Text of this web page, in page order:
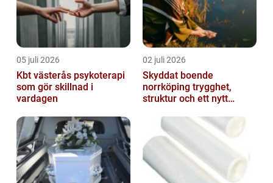
05 juli 2026
Kbt västerås psykoterapi
som gör skillnad i
vardagen
02 juli 2026
Skyddat boende
norrköping trygghet,
struktur och ett nytt